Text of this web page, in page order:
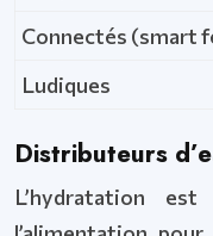
Connectés (smart
Ludiques
Distributeurs
L’hydratation